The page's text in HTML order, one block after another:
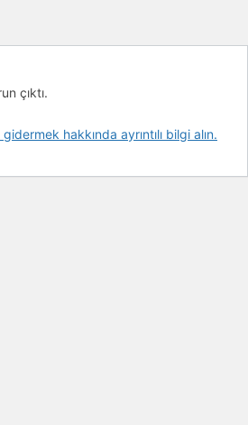
çıktı.
hakkında ayrıntılı bilgi alın.